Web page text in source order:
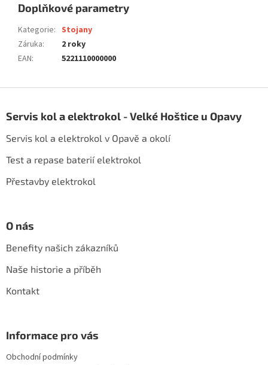
Doplňkové parametry
Kategorie: Stojany
Záruka:
2 roky
EAN: 5221110000000
pServis kol a elektrokol - Velké Hoštice u Opavy
Servis kol a elektrokol v Opavě a okolí
Test a repase baterií elektrokol
Přestavby elektrokol
O nás
Benefity našich zákazníků
Naše historie a příběh
Kontakt
Informace pro vás
Obchodní podmínky